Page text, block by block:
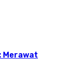
Merawat